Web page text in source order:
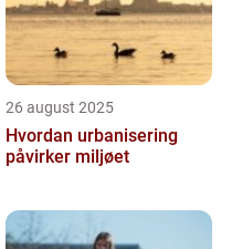
26 august 2025
Hvordan urbanisering
påvirker miljøet